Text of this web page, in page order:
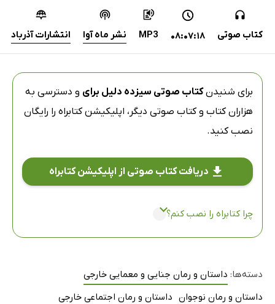
کتاب صوتی 08:07:18
MP3 نشر ماه آوا انتشارات آذرباد
برای شنیدنکتاب صوتی سیزده دلیل برای و دسترسی به
هزاران کتاب و کتاب صوتی دیگر، اپلیکیشن کتابراه را رایگان
نصب کنید.
دریافت کتاب صوتی از اپلیکیشن کتابراه
چرا کتابراه را نصب کنم؟
دسته‌ها: داستان و رمان جنایی و معمایی خارجی
داستان و رمان نوجوان داستان و رمان اجتماعی خارجی